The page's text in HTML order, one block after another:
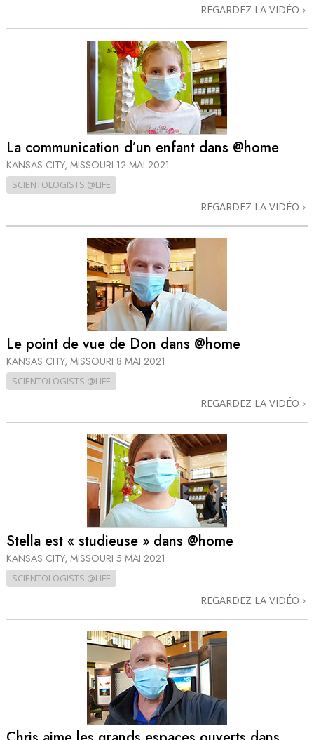
REGARDEZ LA VIDÉO
La communication d’un enfant dans @home
KANSAS CITY, MISSOURI 12 MAI 2021
SCIENTOLOGISTS @LIFE
REGARDEZ LA VIDÉO
Le point de vue de Don dans @home
KANSAS CITY, MISSOURI 8 MAI 2021
SCIENTOLOGISTS @LIFE
REGARDEZ LA VIDÉO
Stella est « studieuse » dans @home
KANSAS CITY, MISSOURI 5 MAI 2021
SCIENTOLOGISTS @LIFE
REGARDEZ LA VIDÉO